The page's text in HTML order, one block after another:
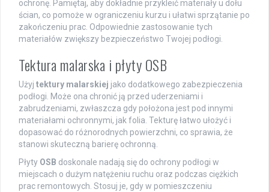
ochronę. Pamiętaj, aby dokładnie przykleić materiały u dołu
ścian, co pomoże w ograniczeniu kurzu i ułatwi sprzątanie po
zakończeniu prac. Odpowiednie zastosowanie tych
materiałów zwiększy bezpieczeństwo Twojej podłogi.
Tektura malarska i płyty OSB
Użyj tektury malarskiej jako dodatkowego zabezpieczenia
podłogi. Może ona chronić ją przed uderzeniami i
zabrudzeniami, zwłaszcza gdy położona jest pod innymi
materiałami ochronnymi, jak folia. Tekturę łatwo ułożyć i
dopasować do różnorodnych powierzchni, co sprawia, że
stanowi skuteczną barierę ochronną.
Płyty OSB doskonale nadają się do ochrony podłogi w
miejscach o dużym natężeniu ruchu oraz podczas ciężkich
prac remontowych. Stosuj je, gdy w pomieszczeniu